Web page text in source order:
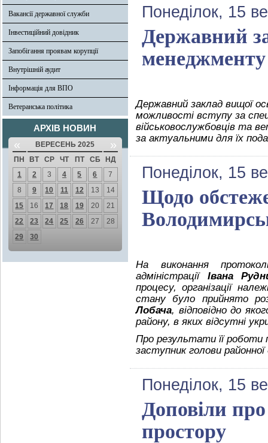
Вакансії державної служби
Інвестиційний довідник
Запобігання проявам корупції
Внутрішній аудит
Інформація для ВПО
Ветеранська політика
АРХІВ НОВИН
« ВЕРЕСЕНЬ 2025 »
ПН ВТ СР ЧТ ПТ СБ
НД
1
2 3 4 5 6
7
8
9 10 11 12 13
14
15
16 17 18 19 20
21
22
23 24 25 26 27
28
29
30
Понеділок, 15
Державний
менеджменту
Державний заклад вищої
можливості вступу за
військовослужбовців та
за актуальними для їх
Понеділок, 15
Щодо
На виконання
адміністрації Івана
процесу, організації
стану було прийнято
Лобача, відповідно до
району, в яких відсутні
Про результати її роботи
заступник голови районної
Понеділок, 15
Доповіли про
простору